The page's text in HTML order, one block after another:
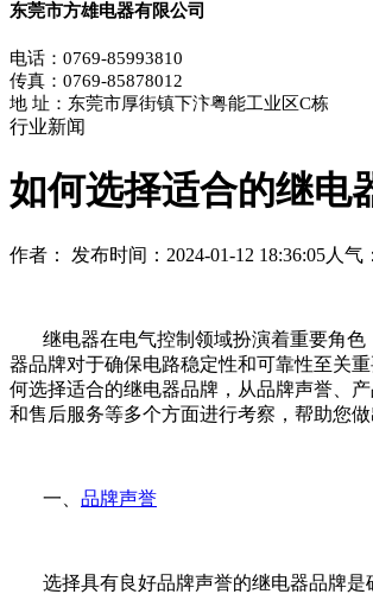
东莞市方雄电器有限公司
电话：0769-85993810
传真：0769-85878012
地 址：东莞市厚街镇下汴粤能工业区C栋
行业新闻
如何选择适合的继电
作者： 发布时间：2024-01-12 18:36:05人气：
继电器在电气控制领域扮演着重要角色
器品牌对于确保电路稳定性和可靠性至关
何选择适合的继电器品牌，从品牌声誉、
和售后服务等多个方面进行考察，帮助您做
一、 品牌声誉
选择具有良好品牌声誉的继电器品牌是